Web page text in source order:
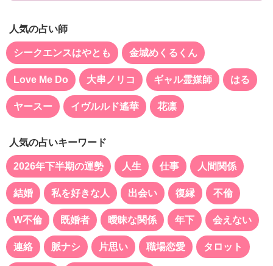
人気の占い師
シークエンスはやとも 金城めくるくん
Love Me Do 大串ノリコ ギャル霊媒師 はる
ヤースー イヴルルド遙華 花凛
人気の占いキーワード
2026年下半期の運勢 人生 仕事 人間関係
結婚 私を好きな人 出会い 復縁 不倫
W不倫 既婚者 曖昧な関係 年下 会えない
連絡 脈ナシ 片思い 職場恋愛 タロット